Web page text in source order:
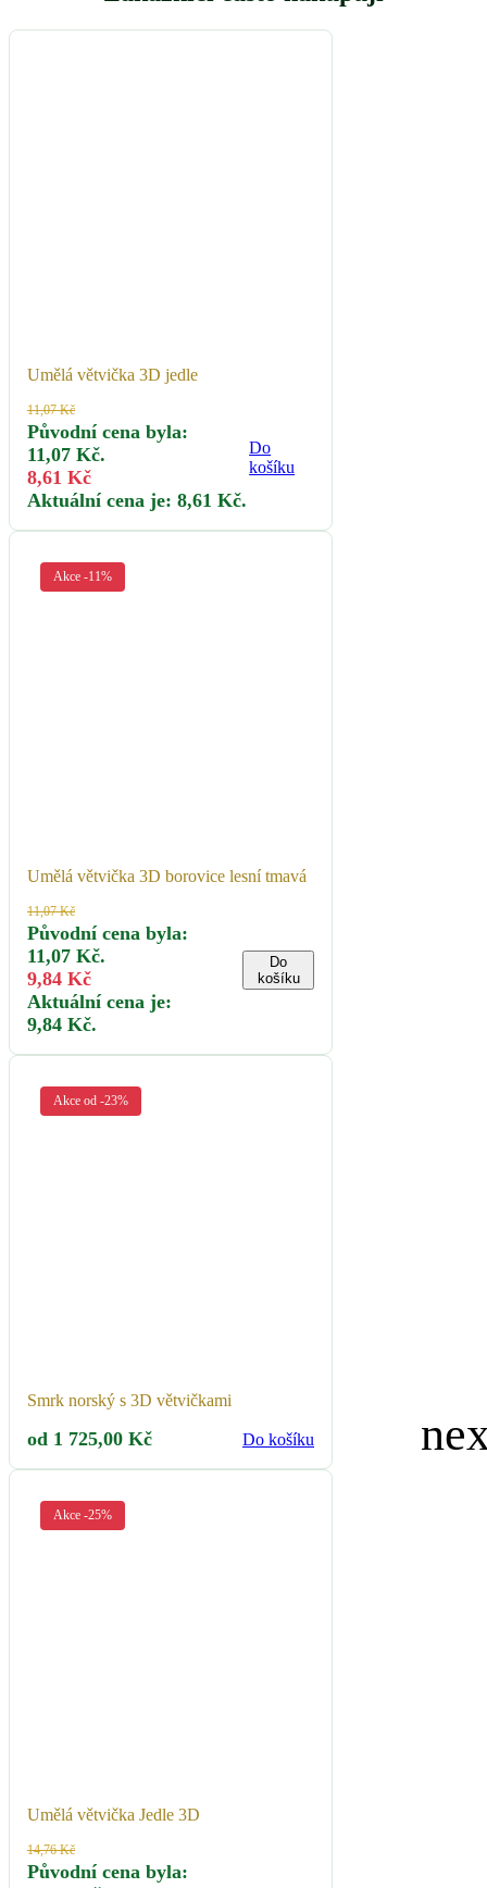
Umělá větvička 3D jedle
11,07Kč
Původní cena byla:
11,07 Kč.
8,61 Kč
Aktuální cena je: 8,61 Kč.
Do
košíku
Akce -11%
Umělá větvička 3D borovice lesní tmavá
11,07Kč
Původní cena byla:
11,07 Kč.
9,84 Kč
Aktuální cena je:
9,84 Kč.
Do
košíku
Akce od -23%
Smrk norský s 3D větvičkami
od 1 725,00 Kč Do košíku
Akce -25%
Umělá větvička Jedle 3D
14,76Kč
Původní cena byla: